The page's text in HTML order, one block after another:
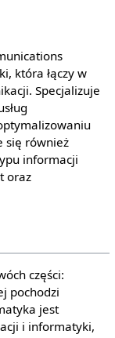
która łączy w
Specjalizuje
się również
informacji
oraz
części:
pochodzi
jest
i informatyki,